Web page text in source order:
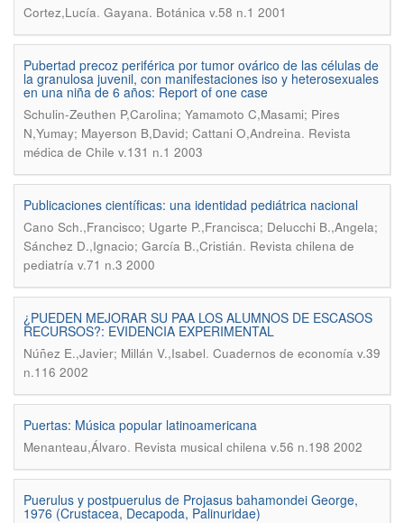
Cortez,Lucía. Gayana. Botánica v.58 n.1 2001
Pubertad precoz periférica por tumor ovárico de las células de
la granulosa juvenil, con manifestaciones iso y heterosexuales
en una niña de 6 años: Report of one case
Schulin-Zeuthen P,Carolina; Yamamoto C,Masami; Pires
N,Yumay; Mayerson B,David; Cattani O,Andreina. Revista
médica de Chile v.131 n.1 2003
Publicaciones científicas: una identidad pediátrica nacional
Cano Sch.,Francisco; Ugarte P.,Francisca; Delucchi B.,Angela;
Sánchez D.,Ignacio; García B.,Cristián. Revista chilena de
pediatría v.71 n.3 2000
¿PUEDEN MEJORAR SU PAA LOS ALUMNOS DE ESCASOS
RECURSOS?: EVIDENCIA EXPERIMENTAL
Núñez E.,Javier; Millán V.,Isabel. Cuadernos de economía v.39
n.116 2002
Puertas: Música popular latinoamericana
Menanteau,Álvaro. Revista musical chilena v.56 n.198 2002
Puerulus y postpuerulus de Projasus bahamondei George,
1976 (Crustacea, Decapoda, Palinuridae)